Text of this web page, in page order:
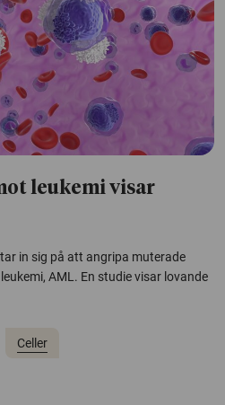
leukemi visar
in sig på att angripa muterade
AML. En studie visar lovande
Celler